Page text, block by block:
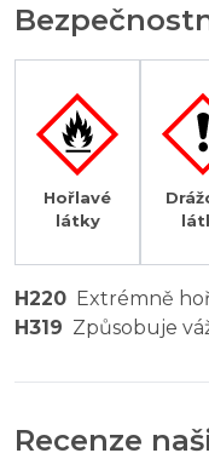
Hořlavé
látky
H220 Extrémně
H319 Způsobuje
Recenze